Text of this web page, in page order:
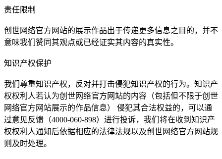
责任限制
创世网络官方网站的展示作品出于传递更多信息之目的，并不
意味我们赞同其观点或已经证实其内容的真实性。
知识产权保护
我们尊重知识产权，反对并打击侵犯知识产权的行为。知识产
权权利人若认为创世网络官方网站的内容（包括但不限于创世
网络官方网站展示的作品信息） 侵犯其合法权益的，可以通
过意见反馈（4000-060-898）进行投诉，我们将在收到知识产
权权利人通知后依据相应的法律法规以及创世网络官方网站规
则及时处理。